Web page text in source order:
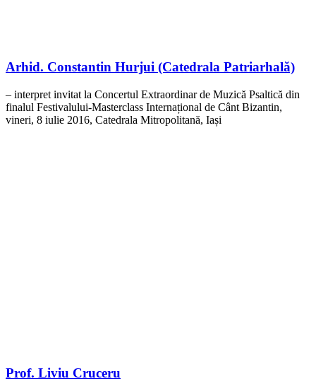
Arhid. Constantin Hurjui (Catedrala Patriarhală)
– interpret invitat la Concertul Extraordinar de Muzică Psaltică din
finalul Festivalului-Masterclass Internațional de Cânt Bizantin,
vineri, 8 iulie 2016, Catedrala Mitropolitană, Iași
Prof. Liviu Cruceru